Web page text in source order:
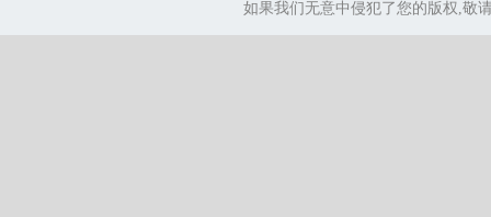
如果我们无意中侵犯了您的版权,敬